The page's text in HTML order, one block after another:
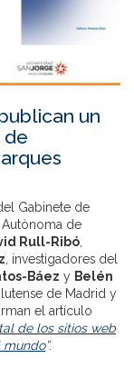
un
de
Gabinete de
de
Rull-Ribó,
, investigadores del
Báez y Belén
de Madrid y
el artículo
de los sitios web
mundo”.